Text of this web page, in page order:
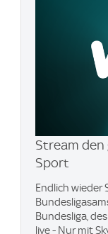
Stream den
Sport
Endlich wieder
Bundesliga,
live - Nur mit